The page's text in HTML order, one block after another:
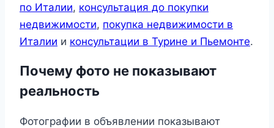
по Италии, консультация до покупки
недвижимости, покупка недвижимости в
Италии и консультации в Турине и Пьемонте.
Почему фото не показывают
реальность
Фотографии в объявлении показывают